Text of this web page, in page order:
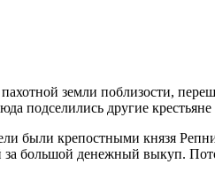
земли поблизости,
подселились другие
были крепостными князя
большой денежный выкуп.